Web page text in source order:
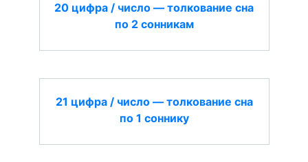
20 цифра / число — толкование сна
по 2 сонникам
21 цифра / число — толкование сна
по 1 соннику